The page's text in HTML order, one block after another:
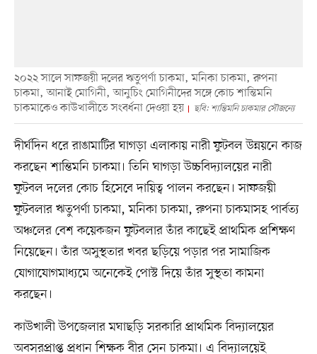
২০২২ সালে সাফজয়ী দলের ঋতুপর্ণা চাকমা, মনিকা চাকমা, রুপনা
চাকমা, আনাই মোগিনী, আনুচিং মোগিনীদের সঙ্গে কোচ শান্তিমনি
চাকমাকেও কাউখালীতে সংবর্ধনা দেওয়া হয়
ছবি: শান্তিমনি চাকমার সৌজন্যে
দীর্ঘদিন ধরে রাঙামাটির ঘাগড়া এলাকায় নারী ফুটবল উন্নয়নে কাজ
করছেন শান্তিমনি চাকমা। তিনি ঘাগড়া উচ্চবিদ্যালয়ের নারী
ফুটবল দলের কোচ হিসেবে দায়িত্ব পালন করছেন। সাফজয়ী
ফুটবলার ঋতুপর্ণা চাকমা, মনিকা চাকমা, রুপনা চাকমাসহ পার্বত্য
অঞ্চলের বেশ কয়েকজন ফুটবলার তাঁর কাছেই প্রাথমিক প্রশিক্ষণ
নিয়েছেন। তাঁর অসুস্থতার খবর ছড়িয়ে পড়ার পর সামাজিক
যোগাযোগমাধ্যমে অনেকেই পোস্ট দিয়ে তাঁর সুস্থতা কামনা
করছেন।
কাউখালী উপজেলার মঘাছড়ি সরকারি প্রাথমিক বিদ্যালয়ের
অবসরপ্রাপ্ত প্রধান শিক্ষক বীর সেন চাকমা। এ বিদ্যালয়েই